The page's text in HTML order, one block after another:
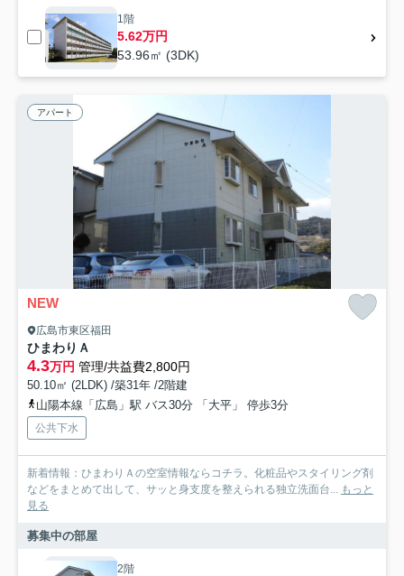
1階
5.62万円
53.96㎡ (3DK)
アパート
NEW
広島市東区福田
ひまわりＡ
4.3万円 管理/共益費2,800円
50.10㎡ (2LDK) /築31年 /2階建
山陽本線「広島」駅 バス30分 「大平」 停歩3分
公共下水
新着情報：ひまわりＡの空室情報ならコチラ。化粧品やスタイリング剤
などをまとめて出して、サッと身支度を整えられる独立洗面台... もっと
見る
募集中の部屋
2階